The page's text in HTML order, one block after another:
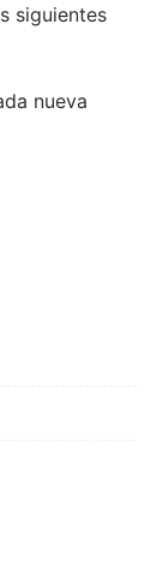
siguientes
nueva